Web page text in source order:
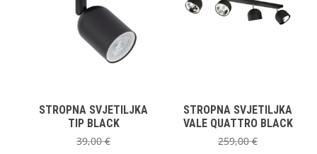
STROPNA SVJETILJKA
TIP BLACK
39,00€
STROPNA SVJETILJKA
VALE QUATTRO BLACK
259,00€